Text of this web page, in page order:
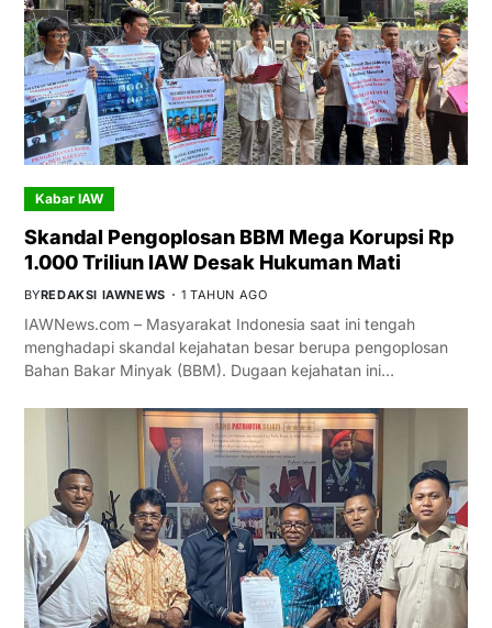
Kabar IAW
Skandal Pengoplosan BBM Mega Korupsi Rp
1.000 Triliun IAW Desak Hukuman Mati
BYREDAKSI IAWNEWS 1 TAHUN AGO
IAWNews.com – Masyarakat Indonesia saat ini tengah
menghadapi skandal kejahatan besar berupa pengoplosan
Bahan Bakar Minyak (BBM). Dugaan kejahatan ini…